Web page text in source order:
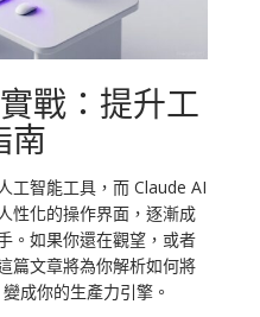
實戰：提升工
南
工智能工具，而 Claude AI
性化的操作界面，逐漸成
。如果你還在觀望，或者
篇文章將為你解析如何將
成你的生產力引擎。